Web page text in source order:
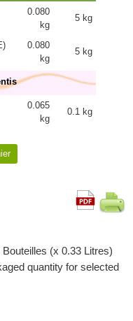
0.080
kg
5 kg
0.080
kg
5 kg
0.065
kg
0.1 kg
(x 0.33 Litres)
quantity for selected